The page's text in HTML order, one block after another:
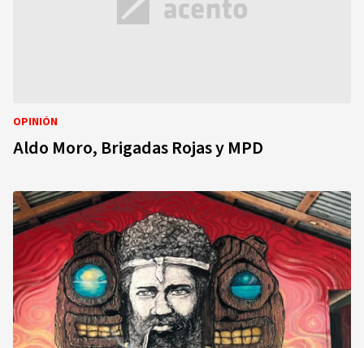
OPINIÓN
Aldo Moro, Brigadas Rojas y MPD